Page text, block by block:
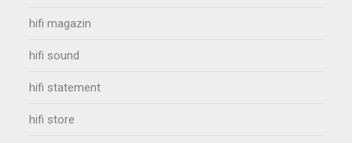
hifi magazin
hifi sound
hifi statement
hifi store